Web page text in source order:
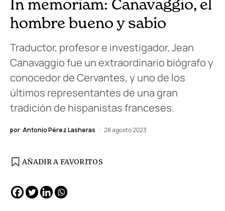
In memoriam: Canavaggio, el
hombre bueno y sabio
Traductor, profesor e investigador, Jean
Canavaggio fue un extraordinario biógrafo y
conocedor de Cervantes, y uno de los
últimos representantes de una gran
tradición de hispanistas franceses.
por Antonio Pérez Lasheras 28 agosto 2023
AÑADIR A FAVORITOS